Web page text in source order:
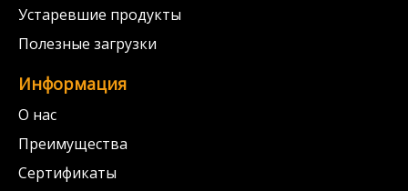
Устаревшие продукты
Полезные загрузки
Информация
О нас
Преимущества
Сертификаты